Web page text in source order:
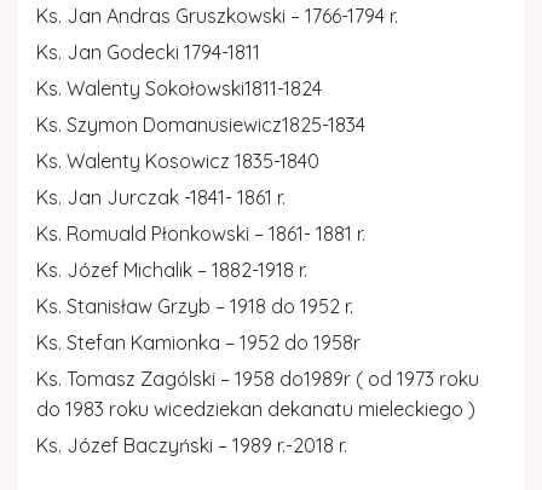
Ks. Jan Andras Gruszkowski – 1766-1794 r.
Ks. Jan Godecki 1794-1811
Ks. Walenty Sokołowski1811-1824
Ks. Szymon Domanusiewicz1825-1834
Ks. Walenty Kosowicz 1835-1840
Ks. Jan Jurczak -1841- 1861 r.
Ks. Romuald Płonkowski – 1861- 1881 r.
Ks. Józef Michalik – 1882-1918 r.
Ks. Stanisław Grzyb – 1918 do 1952 r.
Ks. Stefan Kamionka – 1952 do 1958r
Ks. Tomasz Zagólski – 1958 do1989r ( od 1973 roku
do 1983 roku wicedziekan dekanatu mieleckiego )
Ks. Józef Baczyński – 1989 r.-2018 r.